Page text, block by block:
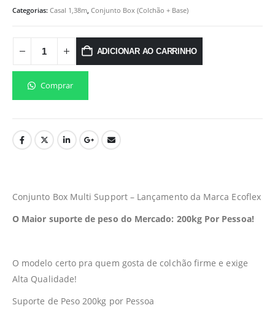
Categorias: Casal 1,38m, Conjunto Box (Colchão + Base)
ADICIONAR AO CARRINHO
Comprar
Conjunto Box Multi Support – Lançamento da Marca Ecoflex
O Maior suporte de peso do Mercado: 200kg Por Pessoa!
O modelo certo pra quem gosta de colchão firme e exige
Alta Qualidade!
Suporte de Peso 200kg por Pessoa